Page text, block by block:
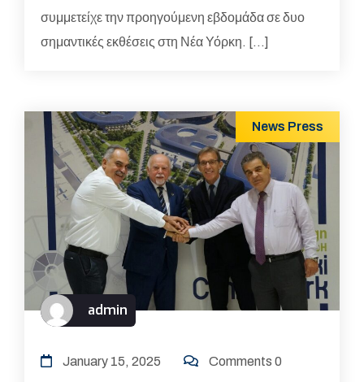
συμμετείχε την προηγούμενη εβδομάδα σε δυο
σημαντικές εκθέσεις στη Νέα Υόρκη. […]
News Press
admin
January 15, 2025 Comments 0